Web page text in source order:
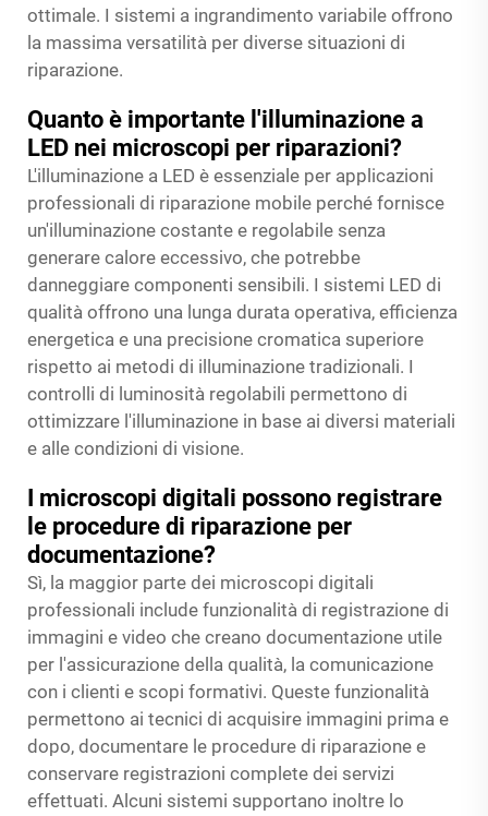
ottimale. I sistemi a ingrandimento variabile offrono
la massima versatilità per diverse situazioni di
riparazione.
Quanto è importante l'illuminazione a
LED nei microscopi per riparazioni?
L'illuminazione a LED è essenziale per applicazioni
professionali di riparazione mobile perché fornisce
un'illuminazione costante e regolabile senza
generare calore eccessivo, che potrebbe
danneggiare componenti sensibili. I sistemi LED di
qualità offrono una lunga durata operativa, efficienza
energetica e una precisione cromatica superiore
rispetto ai metodi di illuminazione tradizionali. I
controlli di luminosità regolabili permettono di
ottimizzare l'illuminazione in base ai diversi materiali
e alle condizioni di visione.
I microscopi digitali possono registrare
le procedure di riparazione per
documentazione?
Sì, la maggior parte dei microscopi digitali
professionali include funzionalità di registrazione di
immagini e video che creano documentazione utile
per l'assicurazione della qualità, la comunicazione
con i clienti e scopi formativi. Queste funzionalità
permettono ai tecnici di acquisire immagini prima e
dopo, documentare le procedure di riparazione e
conservare registrazioni complete dei servizi
effettuati. Alcuni sistemi supportano inoltre lo